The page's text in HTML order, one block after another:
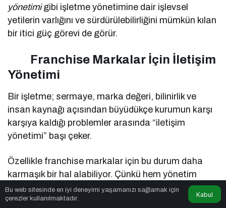
yönetimigibi işletme yönetimine dair işlevsel
yetilerin varlığını ve sürdürülebilirliğini mümkün kılan
bir itici güç görevi de görür.
Franchise Markalar İçin İletişim
Yönetimi
Bir işletme; sermaye, marka değeri, bilinirlik ve
insan kaynağı açısından büyüdükçe kurumun karşı
karşıya kaldığı problemler arasında “iletişim
yönetimi” başı çeker.
Özellikle franchise markalar için bu durum daha
karmaşık bir hal alabiliyor. Çünkü hem yönetim
birimi hem saha ekipleri için hem çağrı merkezi ve
hem de tüm bu kadroların kendi arasındaki
Bu web sitesinde en iyi deneyimi yaşamanızı sağlamak için
çerezler kullanılmaktadır.
Kabul